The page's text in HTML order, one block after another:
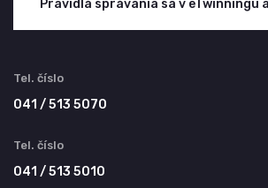
Pravidlá správania sa v eTwinningu
Tel. číslo
041 / 513 5070
Tel. číslo
041 / 513 5010